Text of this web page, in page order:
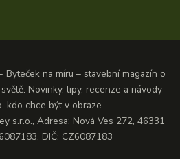
na míru – stavební magazín o
Novinky, tipy, recenze a návody
kdo chce být v obraze.
s.r.o., Adresa: Nová Ves 272, 46331
DIČ: CZ6087183